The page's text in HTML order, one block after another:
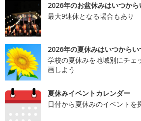
2026年のお盆休みはいつから
最大9連休となる場合もあり
2026年の夏休みはいつからい
学校の夏休みを地域別にチェ
画しよう
夏休みイベントカレンダー
日付から夏休みのイベントを